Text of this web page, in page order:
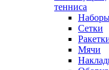
тенниса
Сетки
Мячи